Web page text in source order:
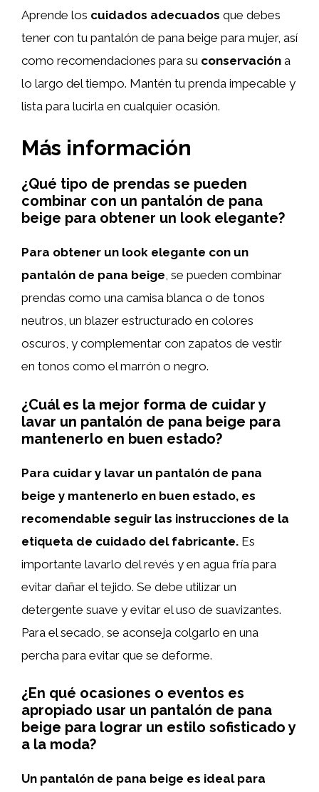
Aprende los cuidados adecuados que debes
tener con tu pantalón de pana beige para mujer, así
como recomendaciones para su conservación a
lo largo del tiempo. Mantén tu prenda impecable y
lista para lucirla en cualquier ocasión.
Más información
¿Qué tipo de prendas se pueden
combinar con un pantalón de pana
beige para obtener un look elegante?
Para obtener un look elegante con un
pantalón de pana beige, se pueden combinar
prendas como una camisa blanca o de tonos
neutros, un blazer estructurado en colores
oscuros, y complementar con zapatos de vestir
en tonos como el marrón o negro.
¿Cuál es la mejor forma de cuidar y
lavar un pantalón de pana beige para
mantenerlo en buen estado?
Para cuidar y lavar un pantalón de pana
beige y mantenerlo en buen estado, es
recomendable seguir las instrucciones de la
etiqueta de cuidado del fabricante. Es
importante lavarlo del revés y en agua fría para
evitar dañar el tejido. Se debe utilizar un
detergente suave y evitar el uso de suavizantes.
Para el secado, se aconseja colgarlo en una
percha para evitar que se deforme.
¿En qué ocasiones o eventos es
apropiado usar un pantalón de pana
beige para lograr un estilo sofisticado y
a la moda?
Un pantalón de pana beige es ideal para